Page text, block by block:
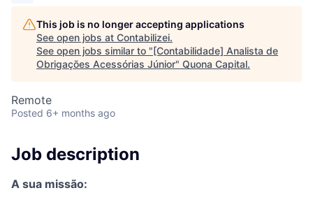
This job is no longer accepting applications
See open jobs at Contabilizei.
See open jobs similar to "[Contabilidade] Analista de
Obrigações Acessórias Júnior" Quona Capital.
Remote
Posted 6+ months ago
Job description
A sua missão: